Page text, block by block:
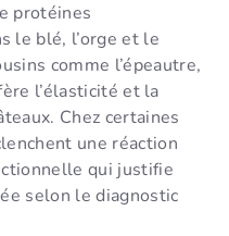
protéines
le blé, l’orge et le
comme l’épeautre,
l’élasticité et la
Chez certaines
une réaction
qui justifie
selon le diagnostic